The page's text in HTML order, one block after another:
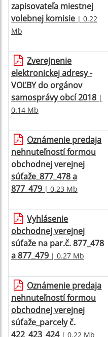
zapisovateľa miestnej
volebnej komisie | 0.22
Mb
Zverejnenie
elektronickej adresy -
VOĽBY do orgánov
samosprávy obcí 2018 |
0.14 Mb
Oznámenie predaja
nehnuteľností formou
obchodnej verejnej
súťaže_877_478 a
877_479 | 0.23 Mb
Vyhlásenie
obchodnej verejnej
súťaže na par.č. 877_478
a 877_479 | 0.27 Mb
Oznámenie predaja
nehnuteľností formou
obchodnej verejnej
súťaže_parcely č.
422_423_424| 0.22 Mb